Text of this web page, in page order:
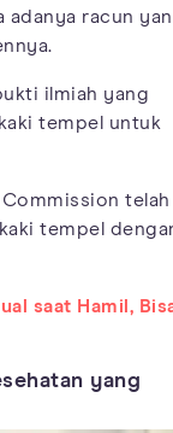
adanya racun
ilmiah yang
tempel untuk
telah
tempel
saat Hamil,
yang